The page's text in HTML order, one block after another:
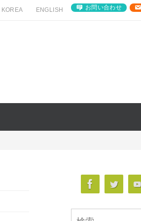
KOREA ENGLISH お問い合わせ